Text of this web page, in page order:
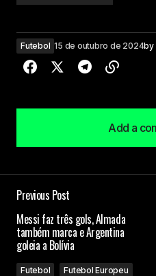
Futebol 15 de outubro de 2024by
Add a
Add a
Campos obrigatórios
Previous Post
Messi faz três gols, Almada
também marca e Argentina
goleia a Bolívia
Futebol Futebol Europeu